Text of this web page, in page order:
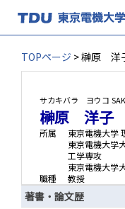
TOPページ > 榊原 洋
サカキバラ ヨウコ
榊原 洋子
所属
東京電機大学
東京電機大学
工学専攻
東京電機大学
職種
教授
著書・論文歴